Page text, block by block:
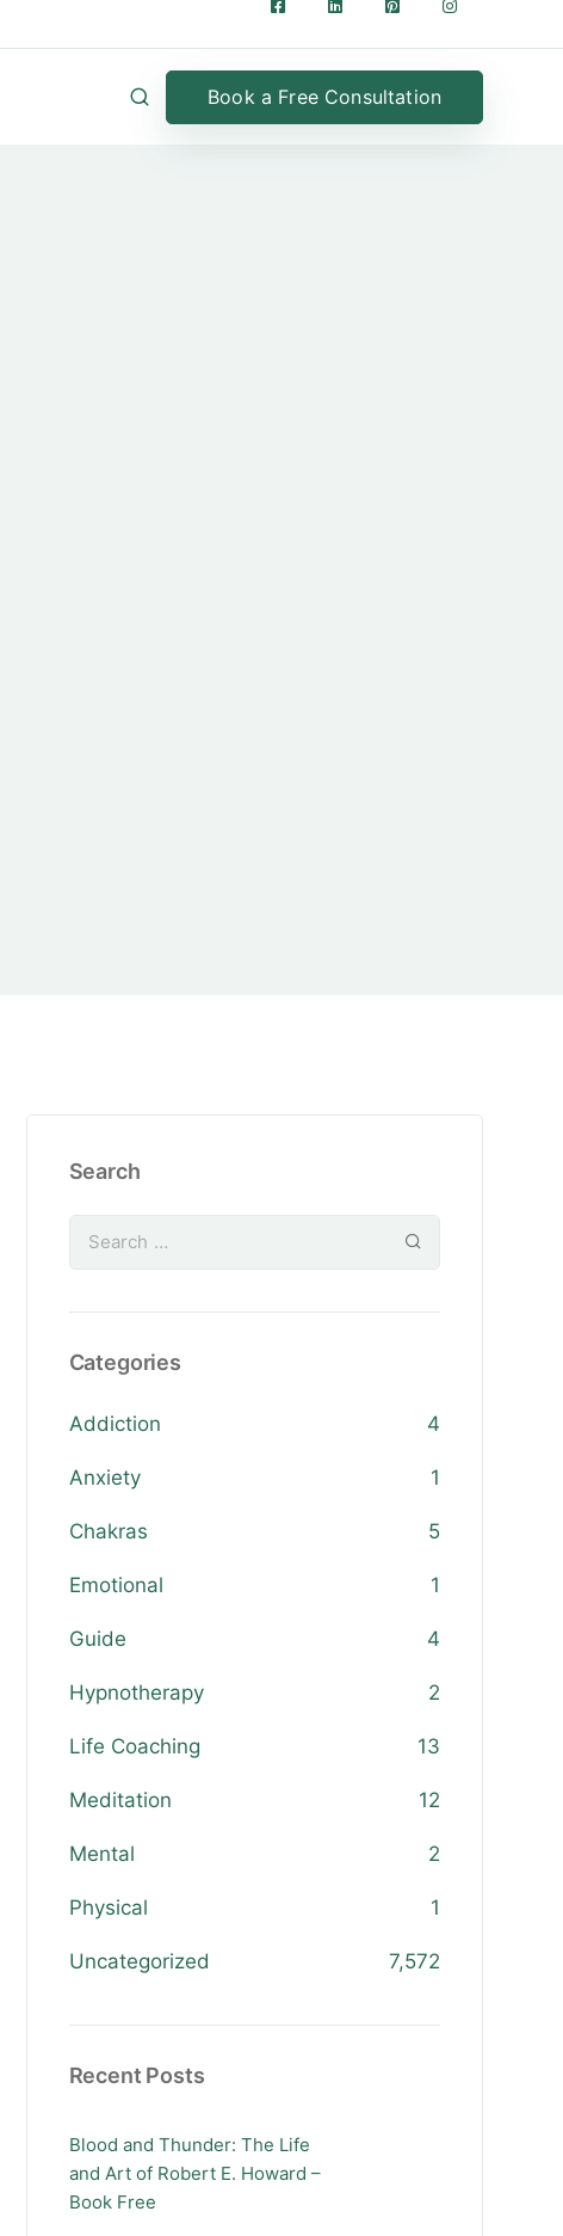
Book a Free Consultation
Search
Categories
Addiction 4
Anxiety 1
Chakras 5
Emotional 1
Guide 4
Hypnotherapy 2
Life Coaching 13
Meditation 12
Mental 2
Physical 1
Uncategorized 7,572
Recent Posts
Blood and Thunder: The Life
and Art of Robert E. Howard –
Book Free